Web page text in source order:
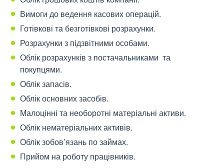
Вимоги до ведення касових операцій.
Готівкові та безготівкові розрахунки.
Розрахунки з підзвітними особами.
Облік розрахунків з постачальниками та
покупцями.
Облік запасів.
Облік основних засобів.
Малоцінні та необоротні матеріальні активи.
Облік нематеріальних активів.
Облік зобов’язань по займах.
Прийом на роботу працівників.